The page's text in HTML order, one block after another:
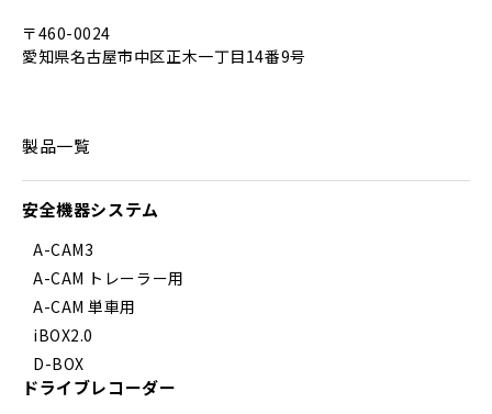
〒460-0024
愛知県名古屋市中区正木一丁目14番9号
製品一覧
安全機器システム
A-CAM3
A-CAM トレーラー用
A-CAM 単車用
iBOX2.0
D-BOX
ドライブレコーダー